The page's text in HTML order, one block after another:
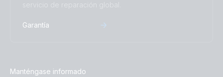
servicio de reparación global.
Garantía
Manténgase informado